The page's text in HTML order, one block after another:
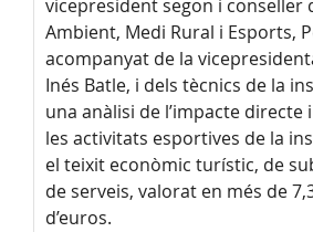
vicepresident segon i conseller
Ambient, Medi Rural i Esports,
acompanyat de la
Inés Batle, i dels tècnics de la
una anàlisi de l’impacte
les activitats esportives de la
el teixit econòmic turístic, de
de serveis, valorat en més de
d’euros.